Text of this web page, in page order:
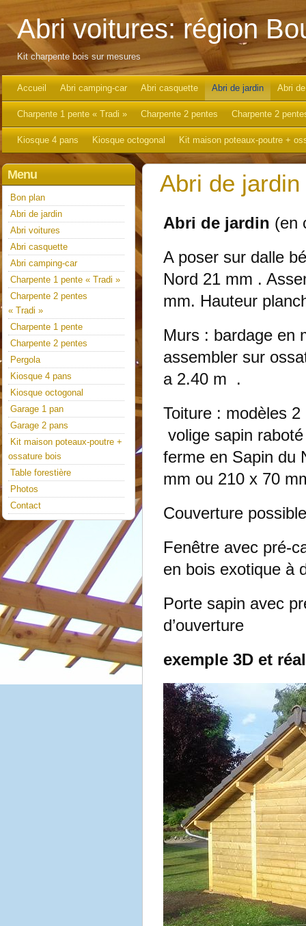
Abri voitures: région
Kit charpente bois sur mesures
Accueil Abri camping-car Abri casquette Abri de jardin Abri
Charpente 1 pente « Tradi » Charpente 2 pentes Charpente 2
Kiosque 4 pans Kiosque octogonal Kit maison poteaux-poutre +
Abri de jardin
Abri de jardin (en
A poser sur dalle
Nord 21 mm .
mm. Hauteur
Murs : bardage en
assembler sur
a 2.40 m .
Toiture : modèles
volige sapin
ferme en Sapin du
mm ou 210 x 70
Couverture
Fenêtre avec pré-
en bois exotique à
Porte sapin avec
d’ouverture
exemple 3D et
Menu
Bon plan
Abri de jardin
Abri voitures
Abri casquette
Abri camping-car
Charpente 1 pente « Tradi »
Charpente 2 pentes
« Tradi »
Charpente 1 pente
Charpente 2 pentes
Pergola
Kiosque 4 pans
Kiosque octogonal
Garage 1 pan
Garage 2 pans
Kit maison poteaux-poutre +
ossature bois
Table forestière
Photos
Contact